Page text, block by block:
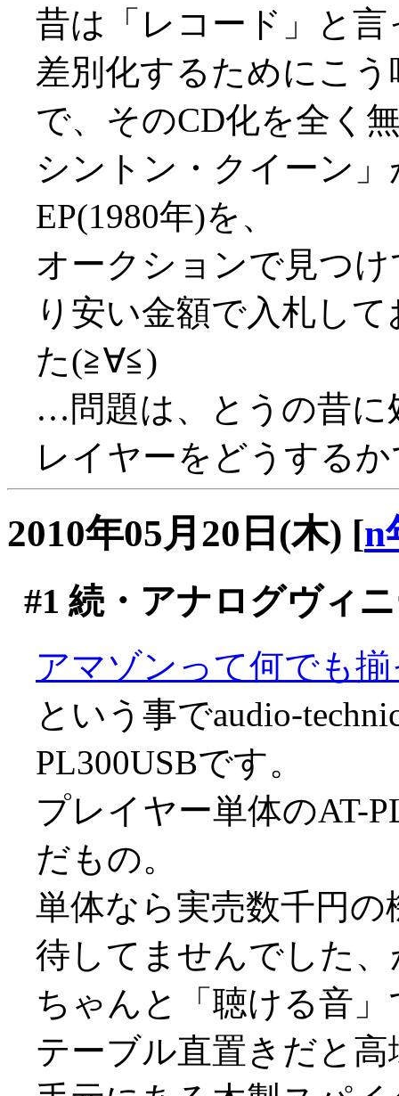
昔は「レコード」と
差別化するためにこ
で、そのCD化を全く
シントン・クイーン
EP(1980年)を、
オークションで見つ
り安い金額で入札し
た(≧∀≦)
…問題は、とうの昔に
レイヤーをどうする
2010年05月20日(木) [n
#1 続・アナログヴィ
アマゾンって何でも
という事でaudio-
PL300USBです。
プレイヤー単体のAT-
だもの。
単体なら実売数千円
待してませんでした、
ちゃんと「聴ける音
テーブル直置きだと